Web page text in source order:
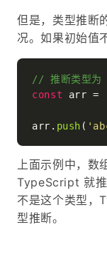
但是，类型推断
况。如果初始值
// 推断类型为
const arr =
arr. push (
上面示例中，数
TypeScript 就
不是这个类型，
型推断。